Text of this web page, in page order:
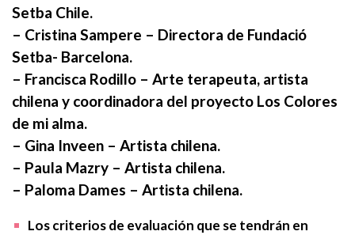
Setba Chile.
– Cristina Sampere – Directora de Fundació
Setba- Barcelona.
– Francisca Rodillo – Arte terapeuta, artista
chilena y coordinadora del proyecto Los Colores
de mi alma.
– Gina Inveen – Artista chilena.
– Paula Mazry – Artista chilena.
– Paloma Dames – Artista chilena.
Los criterios de evaluación que se tendrán en